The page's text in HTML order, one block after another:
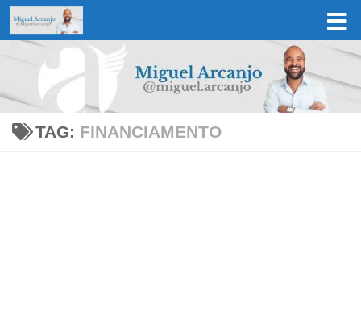
Skip to content
TAG: FINANCIAMENTO